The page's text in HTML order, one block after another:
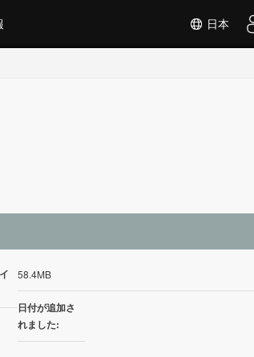
日本
58.4MB
日付が追加さ
れました: